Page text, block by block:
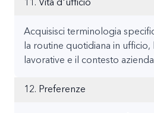
11. Vita d'ufficio
Acquisisci terminologia
la routine quotidiana in ufficio,
lavorative e il contesto
12. Preferenze